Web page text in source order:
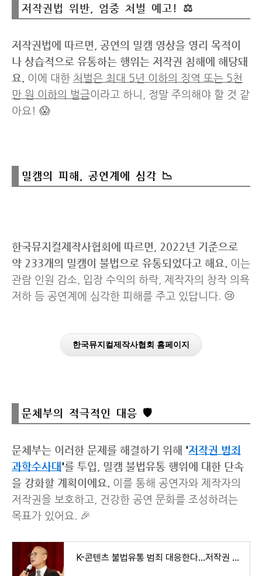
저작권법 위반, 엄중 처벌 예고! ⚖️
저작권법에 따르면, 공연의 밀캠 영상을 영리 목적이
나 상습적으로 유통하는 행위는 저작권 침해에 해당돼
요. 이에 대한 처벌은 최대 5년 이하의 징역 또는 5천
만 원 이하의 벌금이라고 하니, 정말 주의해야 할 것 같
아요! 😱
밀캠의 피해, 공연계에 심각 📉
한국뮤지컬제작사협회에 따르면, 2022년 기준으로
약 233개의 밀캠이 불법으로 유통되었다고 해요. 이는
관람 인원 감소, 입장 수익의 하락, 제작자의 창작 의욕
저하 등 공연계에 심각한 피해를 주고 있답니다. 😢
한국뮤지컬제작사협회 홈페이지
문체부의 적극적인 대응 🛡️
문체부는 이러한 문제를 해결하기 위해 '저작권 범죄
과학수사대 '를 투입, 밀캠 불법유통 행위에 대한 단속
을 강화할 계획이에요. 이를 통해 공연자와 제작자의
저작권을 보호하고, 건강한 공연 문화를 조성하려는
목표가 있어요. 🎉
K-콘텐츠 불법유통 범죄 대응한다…저작권 범죄 과학수사대 출범